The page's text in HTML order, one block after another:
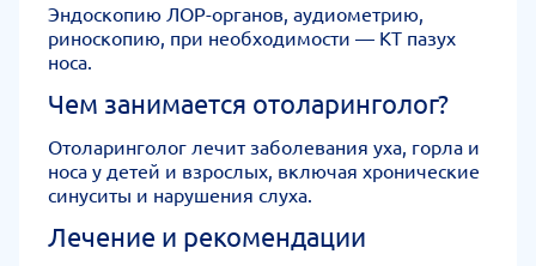
Эндоскопию ЛОР-органов, аудиометрию,
риноскопию, при необходимости — КТ пазух
носа.
Чем занимается отоларинголог?
Отоларинголог лечит заболевания уха, горла и
носа у детей и взрослых, включая хронические
синуситы и нарушения слуха.
Лечение и рекомендации